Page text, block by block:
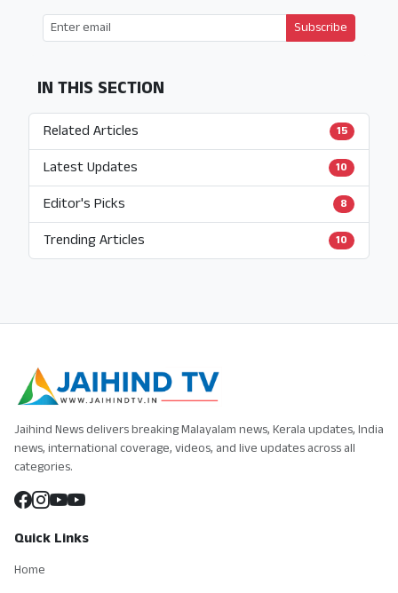
Subscribe
IN THIS SECTION
Related Articles 15
Latest Updates 10
Editor's Picks 8
Trending Articles 10
Jaihind News delivers breaking Malayalam news, Kerala updates, India
news, international coverage, videos, and live updates across all
categories.
Quick Links
Home